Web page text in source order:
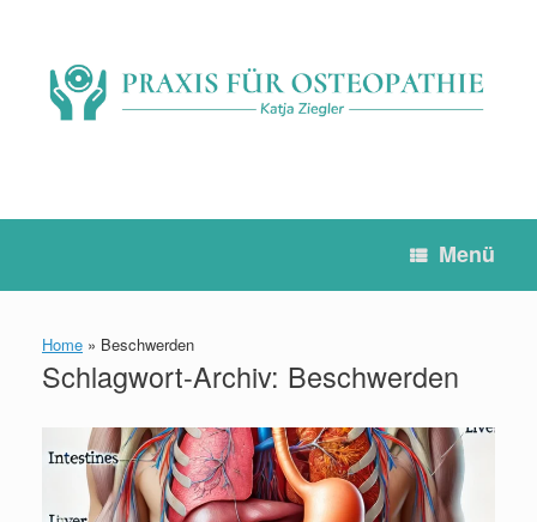
Menü
Home » Beschwerden
Schlagwort-Archiv: Beschwerden